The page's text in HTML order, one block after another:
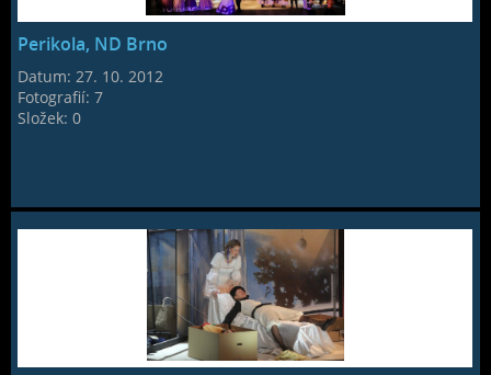
Perikola, ND Brno
Datum:27. 10. 2012
Fotografií:7
Složek:0